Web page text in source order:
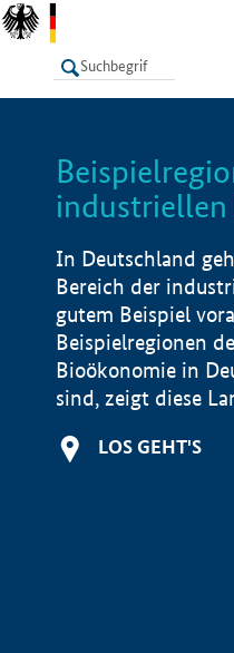
LISTE
In Deutschland
Bereich der
gutem Beispiel
Beispielregionen
Bioökonomie in
sind, zeigt diese
LOS GEHT'S